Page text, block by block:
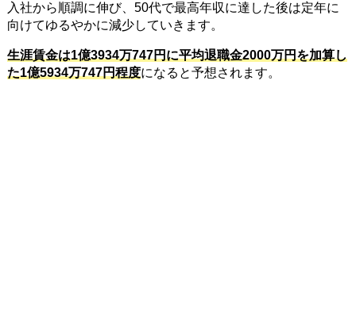
入社から順調に伸び、50代で最高年収に達した後は定年に
向けてゆるやかに減少していきます。
生涯賃金は1億3934万747円に平均退職金2000万円を加算し
た1億5934万747円程度になると予想されます。